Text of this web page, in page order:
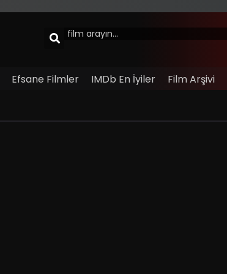
Efsane Filmler IMDb En İyiler Film Arşivi